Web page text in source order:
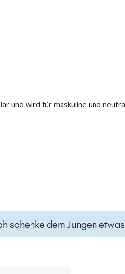
und wird für maskuline und
schenke dem Jungen